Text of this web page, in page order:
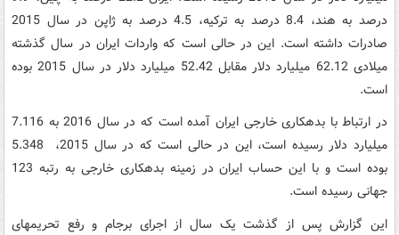
درصد به هند، 8.4 درصد به ترکیه، 4.5 درصد به ژاپن در سال 2015
صادرات داشته است. این در حالی است که واردات ایران در سال گذشته
میلادی 62.12 میلیارد دلار مقابل 52.42 میلیارد دلار در سال 2015 بوده
است.
در ارتباط با بدهکاری خارجی ایران آمده است که در سال 2016 به 7.116
میلیارد دلار رسیده است، این در حالی است که در سال 2015، 5.348
بوده است و با این حساب ایران در زمینه بدهکاری خارجی به رتبه 123
جهانی رسیده است.
این گزارش پس از گذشت یک سال از اجرای برجام و رفع تحریم‎های